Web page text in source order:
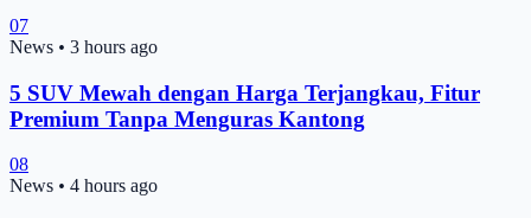
07
News • 3 hours ago
5 SUV Mewah dengan Harga Terjangkau, Fitur
Premium Tanpa Menguras Kantong
08
News • 4 hours ago